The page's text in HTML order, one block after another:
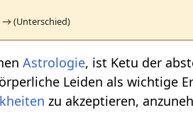
→ (Unterschied)
Astrologie, ist Ketu der
Leiden als wichtige
zu akzeptieren,